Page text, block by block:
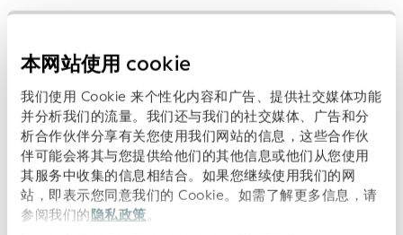
本网站使用 cookie
我们使用 Cookie 来个性化内容和广告、提供社交媒体功能
并分析我们的流量。我们还与我们的社交媒体、广告和分
析合作伙伴分享有关您使用我们网站的信息，这些合作伙
伴可能会将其与您提供给他们的其他信息或他们从您使用
其服务中收集的信息相结合。如果您继续使用我们的网
站，即表示您同意我们的 Cookie。如需了解更多信息，请
参阅我们的隐私政策 。